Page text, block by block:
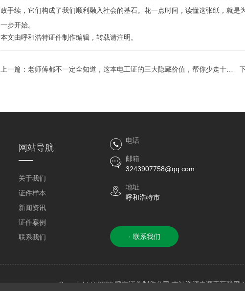
政手续，它们构成了我们顺利融入社会的基石。花一点时间，读懂这张纸，就
一步开始。
本文由呼和浩特证件制作编辑，转载请注明。
上一篇： 老师傅都不一定全知道，这本电工证的三大隐藏价值，帮你少走十年
网站导航
关于我们
证件样本
新闻资讯
证件案例
联系我们
电话
邮箱
3243907758@qq.com
地址
呼和浩特市
· 联系我们
Copyright © 2026 呼市证件制作公司 本站资源来源于互联网